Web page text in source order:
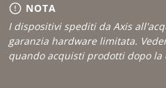
NOTA
I dispositivi spediti da Axis
garanzia hardware limitata.
quando acquisti prodotti dopo